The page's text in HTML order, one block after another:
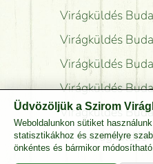
Virágküldés
Virágküldés
Virágküldés
Virágküldés
Virágküldés
Virágküldés
Üdvözöljük a Szirom
Weboldalunkon sütiket
statisztikákhoz és személyre
önkéntes és bármikor